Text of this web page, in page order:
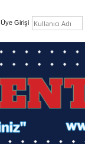
Üye Girişi